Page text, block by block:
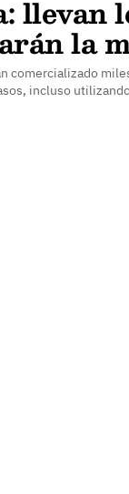
llevan
la
comercializado
incluso